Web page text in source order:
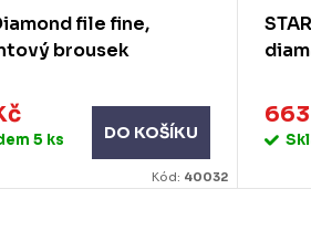
file fine,
brousek
5 ks DO KOŠÍKU
Kód: 40032